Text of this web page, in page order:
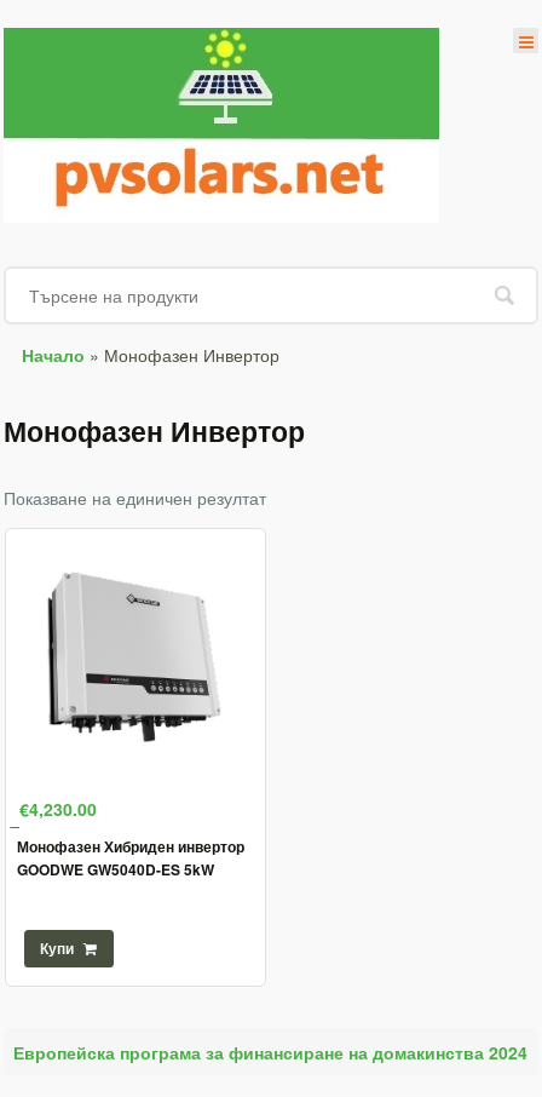
Начало » Монофазен Инвертор
Монофазен Инвертор
Показване на единичен резултат
€4,230.00
Монофазен Хибриден инвертор
GOODWE GW5040D-ES 5kW
Купи
Европейска програма за финансиране на домакинства 2024